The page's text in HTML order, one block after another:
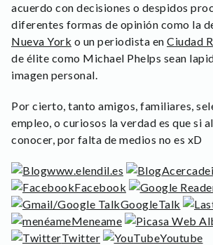
acuerdo con decisiones o despidos
diferentes formas de opinión como la
Nueva York o un periodista en Ciudad
de élite como Michael Phelps sean
imagen personal.
Por cierto, tanto amigos, familiares,
empleo, o curiosos la verdad es que si
conocer, por falta de medios no es xD
www.elendil.es
Facebook
GoogleTalk
Meneame
Twitter
Youtube